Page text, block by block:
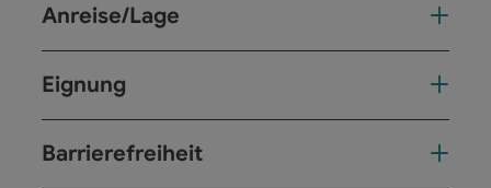
Anreise/Lage
Eignung
Barrierefreiheit